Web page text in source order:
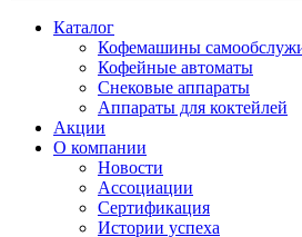
Каталог
Кофемашины
Кофейные автоматы
Снековые аппараты
Аппараты для коктейлей
Акции
О компании
Новости
Ассоциации
Сертификация
Истории успеха